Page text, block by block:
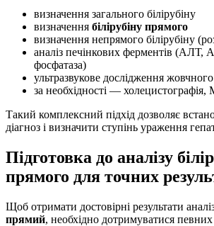
визначення загального білірубіну
визначення білірубіну прямого
визначення непрямого білірубіну
аналіз печінкових ферментів
фосфатаза)
ультразвукове дослідження жовчного
за необхідності —
Такий комплексний підхід дозволяє
діагноз і визначити ступінь ураження
Підготовка до аналізу
прямого для точних
Щоб отримати достовірні результати
прямий, необхідно дотримуватися